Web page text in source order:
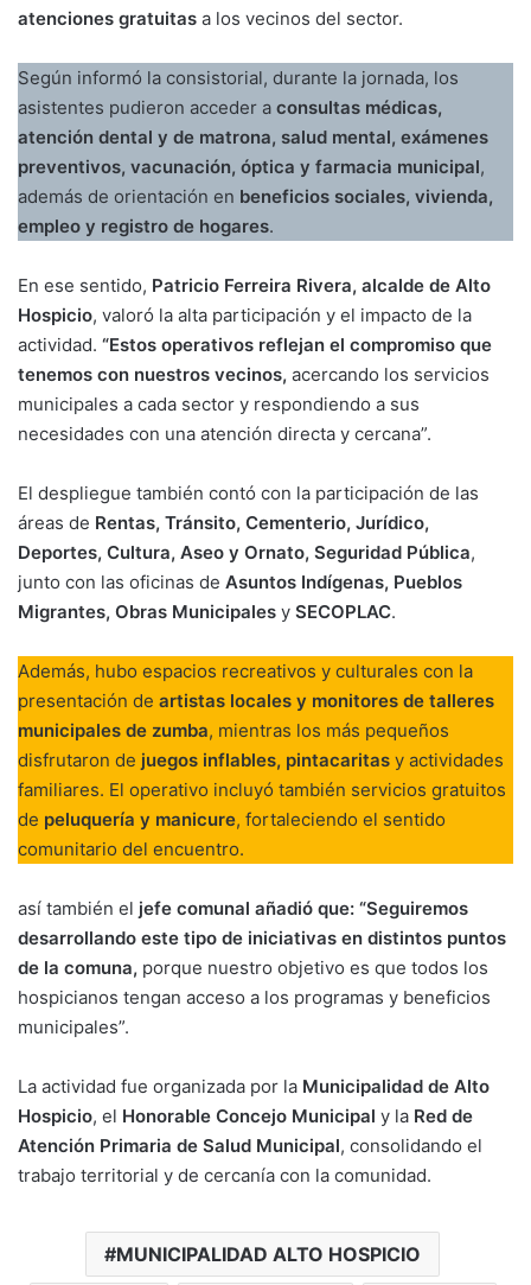
atenciones gratuitas a los vecinos del sector.
Según informó la consistorial, durante la jornada, los
asistentes pudieron acceder a consultas médicas,
atención dental y de matrona, salud mental, exámenes
preventivos, vacunación, óptica y farmacia municipal,
además de orientación en beneficios sociales, vivienda,
empleo y registro de hogares.
En ese sentido, Patricio Ferreira Rivera, alcalde de Alto
Hospicio, valoró la alta participación y el impacto de la
actividad. “Estos operativos reflejan el compromiso que
tenemos con nuestros vecinos, acercando los servicios
municipales a cada sector y respondiendo a sus
necesidades con una atención directa y cercana”.
El despliegue también contó con la participación de las
áreas de Rentas, Tránsito, Cementerio, Jurídico,
Deportes, Cultura, Aseo y Ornato, Seguridad Pública,
junto con las oficinas de Asuntos Indígenas, Pueblos
Migrantes, Obras Municipales y SECOPLAC.
Además, hubo espacios recreativos y culturales con la
presentación de artistas locales y monitores de talleres
municipales de zumba, mientras los más pequeños
disfrutaron de juegos inflables, pintacaritas y actividades
familiares. El operativo incluyó también servicios gratuitos
de peluquería y manicure, fortaleciendo el sentido
comunitario del encuentro.
así también el jefe comunal añadió que: “Seguiremos
desarrollando este tipo de iniciativas en distintos puntos
de la comuna, porque nuestro objetivo es que todos los
hospicianos tengan acceso a los programas y beneficios
municipales”.
La actividad fue organizada por la Municipalidad de Alto
Hospicio, el Honorable Concejo Municipal y la Red de
Atención Primaria de Salud Municipal, consolidando el
trabajo territorial y de cercanía con la comunidad.
MUNICIPALIDAD ALTO HOSPICIO